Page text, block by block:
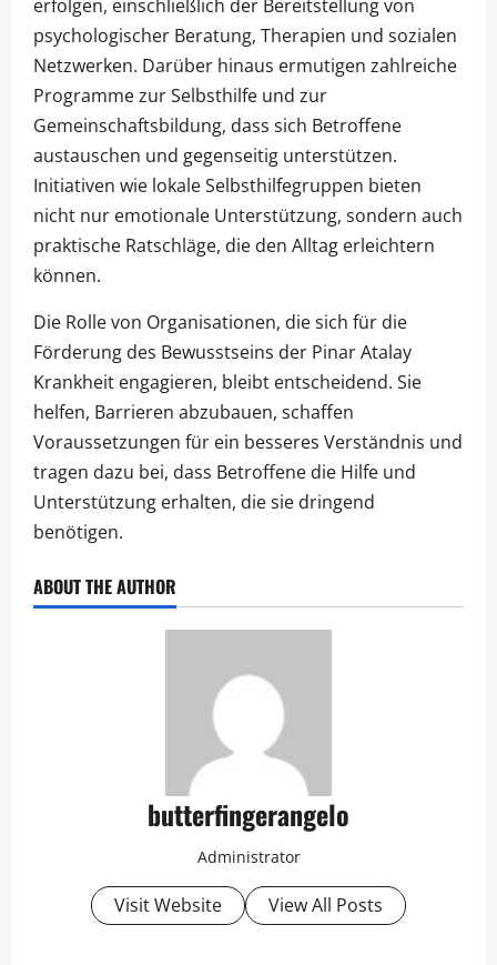
erfolgen, einschließlich der Bereitstellung von
psychologischer Beratung, Therapien und sozialen
Netzwerken. Darüber hinaus ermutigen zahlreiche
Programme zur Selbsthilfe und zur
Gemeinschaftsbildung, dass sich Betroffene
austauschen und gegenseitig unterstützen.
Initiativen wie lokale Selbsthilfegruppen bieten
nicht nur emotionale Unterstützung, sondern auch
praktische Ratschläge, die den Alltag erleichtern
können.
Die Rolle von Organisationen, die sich für die
Förderung des Bewusstseins der Pinar Atalay
Krankheit engagieren, bleibt entscheidend. Sie
helfen, Barrieren abzubauen, schaffen
Voraussetzungen für ein besseres Verständnis und
tragen dazu bei, dass Betroffene die Hilfe und
Unterstützung erhalten, die sie dringend
benötigen.
ABOUT THE AUTHOR
butterfingerangelo
Administrator
Visit Website View All Posts